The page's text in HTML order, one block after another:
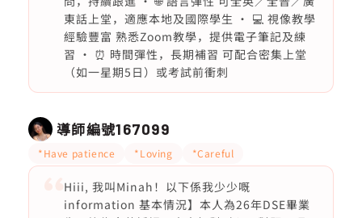
東話上堂，適應本地及國際學生 · 💻 視像教學
經驗豐富 熟悉Zoom教學，提供電子筆記及練
習 · ⏰ 時間彈性，長期補習 可配合密集上堂
（如一星期5日）或考試前衝刺
導師編號167099
*Have patience *Loving *Careful
Hiii, 我叫Minah！以下係我少少嘅
information 基本情況】本人為26年DSE畢業